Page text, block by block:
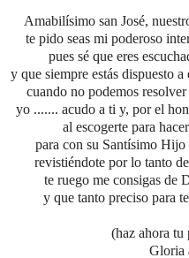
Amabilísimo san José,
te pido seas mi poderoso
pues sé que eres
y que siempre estás dispuesto
cuando no podemos
yo ....... acudo a ti y, por el
al escogerte para
para con su Santísimo
revistiéndote por lo tantode
te ruego me consigas de
y que tanto preciso para
(haz ahora tu
Gloria